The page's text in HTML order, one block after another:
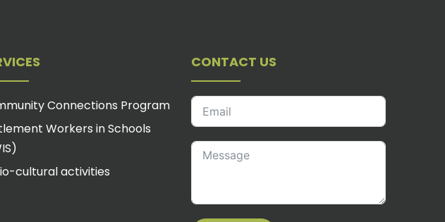
Connections Program
Workers in Schools
cultural activities
CONTACT US